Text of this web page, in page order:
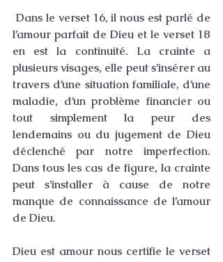
Dans le verset 16, il nous est parlé de
l’amour parfait de Dieu et le verset 18
en est la continuité. La crainte a
plusieurs visages, elle peut s’insérer au
travers d’une situation familiale, d’une
maladie, d’un problème financier ou
tout simplement la peur des
lendemains ou du jugement de Dieu
déclenché par notre imperfection.
Dans tous les cas de figure, la crainte
peut s’installer à cause de notre
manque de connaissance de l’amour
de Dieu.
Dieu est amour nous certifie le verset